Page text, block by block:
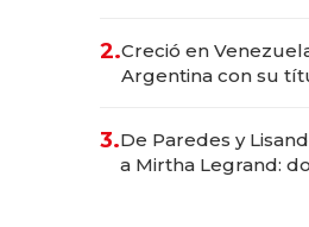
2.Creció en
Argentina con su
las marcas "fast
3.De Paredes y
a Mirtha Legrand: